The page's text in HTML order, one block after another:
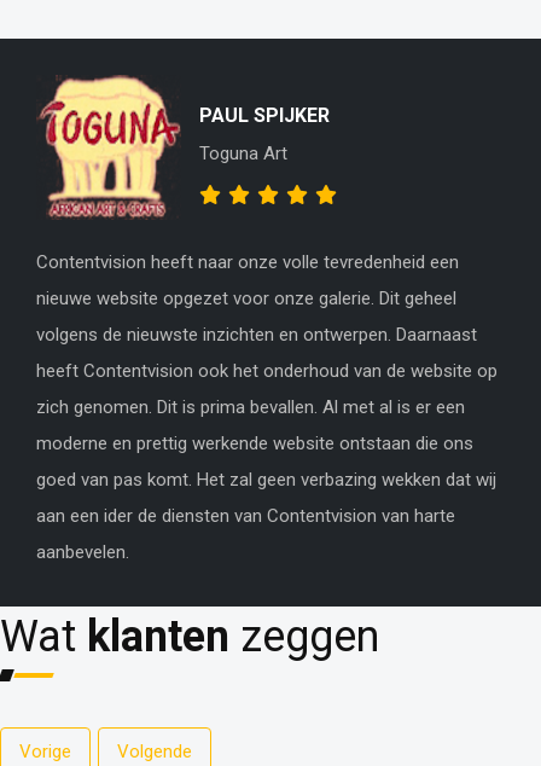
PAUL SPIJKER
Toguna Art
Contentvision heeft naar onze volle tevredenheid een
nieuwe website opgezet voor onze galerie. Dit geheel
volgens de nieuwste inzichten en ontwerpen. Daarnaast
heeft Contentvision ook het onderhoud van de website op
zich genomen. Dit is prima bevallen. Al met al is er een
moderne en prettig werkende website ontstaan die ons
goed van pas komt. Het zal geen verbazing wekken dat wij
aan een ider de diensten van Contentvision van harte
aanbevelen.
Wat klanten zeggen
Vorige Volgende